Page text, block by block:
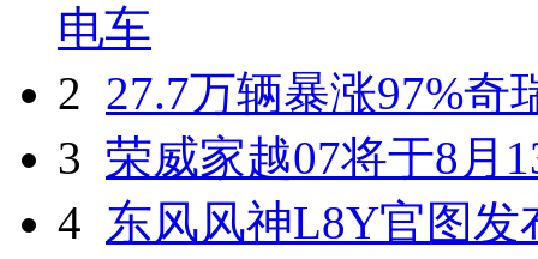
电车
2 27.7万辆暴涨97%奇
3 荣威家越07将于8月
4 东风风神L8Y官图发